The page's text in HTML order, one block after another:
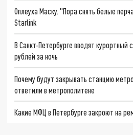
Оплеуха Маску. "Пора снять белые
Starlink
В Санкт-Петербурге вводят курортный
рублей за ночь
Почему будут закрывать станцию
ответили в метрополитене
Какие МФЦ в Петербурге закроют на